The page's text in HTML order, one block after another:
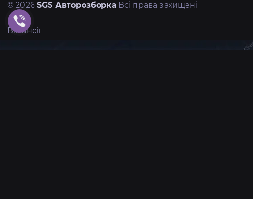
© 2026SGS Авторозборка Всі права захищені
Вакансії